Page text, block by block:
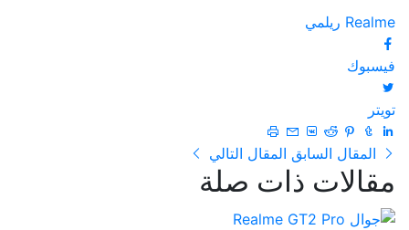
Realme ريلمي
فيسبوك
تويتر
المقال السابق المقال التالي
مقالات ذات صلة